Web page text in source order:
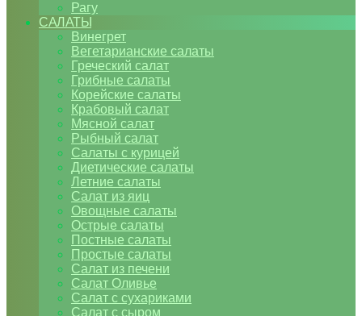
Рагу
САЛАТЫ
Винегрет
Вегетарианские салаты
Греческий салат
Грибные салаты
Корейские салаты
Крабовый салат
Мясной салат
Рыбный салат
Салаты с курицей
Диетические салаты
Летние салаты
Салат из яиц
Овощные салаты
Острые салаты
Постные салаты
Простые салаты
Салат из печени
Салат Оливье
Салат с сухариками
Салат с сыром